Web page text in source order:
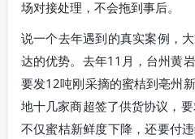
场对接处理，不会拖到事后。
说一个去年遇到的真实案例，
达的优势。去年11月，台州黄
要发12吨刚采摘的蜜桔到亳州
地十几家商超签了供货协议，
不仅蜜桔新鲜度下降，还要付